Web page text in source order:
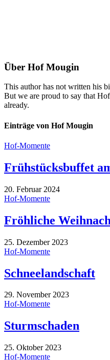
Über Hof Mougin
This author has not written his
But we are proud to say that
already.
Einträge von Hof Mougin
Hof-Momente
Frühstücksbuffet
20. Februar 2024
Hof-Momente
Fröhliche
25. Dezember 2023
Hof-Momente
Schneelandschaft
29. November 2023
Hof-Momente
Sturmschaden
25. Oktober 2023
Hof-Momente